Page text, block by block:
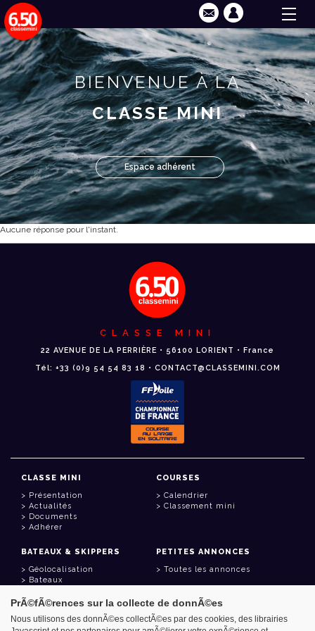
BIENVENUE À LA
CLASSE MINI
Espace adhérent
Aucune réponse pour l'instant.
CLASSE MINI
22 AVENUE DE LA PERRIÈRE • 56100 LORIENT • France
Tél: +33 (0)9 54 54 83 18 • CONTACT@CLASSEMINI.COM
CLASSE MINI
Présentation
Actualités
Documents
Adhérer
COURSES
Calendrier
Classement mini
BATEAUX & SKIPPERS
Géolocalisation
Bateaux
PETITES ANNONCES
Toutes les annonces
LIENS UTILES
PrÃ©fÃ©rences sur la collecte de donnÃ©es
Nous utilisons des donnÃ©es collectÃ©es par des cookies, des librairies